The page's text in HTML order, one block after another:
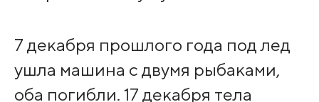
7 декабря прошлого года под лед
ушла машина с двумя рыбаками,
оба погибли. 17 декабря тела